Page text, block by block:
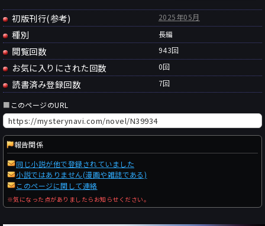
初版刊行(参考) 2025年05月
種別 長編
閲覧回数 943回
お気に入りにされた回数 0回
読書済み登録回数 7回
■ このページのURL
報告関係
同じ小説が他で登録されていました
小説ではありません(漫画や雑誌である)
このページに関して連絡
※気になった点がありましたらお知らせください。